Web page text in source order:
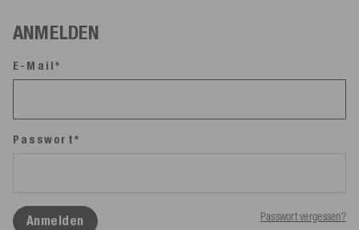
ANMELDEN
E-Mail*
Passwort*
Anmelden Passwort vergessen?